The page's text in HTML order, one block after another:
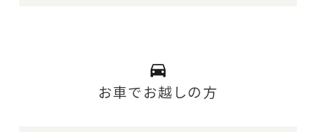
熱海駅
お車でお越しの方